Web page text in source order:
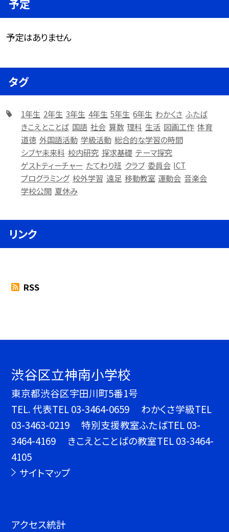
予定
予定はありません
タグ
1年生 2年生 3年生 4年生 5年生 6年生 わかくさ ふたば
きこえとことば 国語 社会 算数 理科 生活 図画工作 体育
道徳 外国語活動 学級活動 総合的な学習の時間
シブヤ未来科 校内研究 探求基礎 テーマ探究
ゲストティーチャー たてわり班 クラブ 委員会 ICT
プログラミング 校外学習 遠足 移動教室 運動会 音楽会
学校公開 夏休み
リンク
RSS
渋谷区立神南小学校
東京都渋谷区宇田川町5番1号
TEL.代表TEL 03-3464-0659 わかくさ学級TEL
03-3463-0219 特別支援教室ふたばTEL 03-
3464-4169 きこえとことばの教室TEL 03-3464-
4105
サイトマップ
アクセス統計